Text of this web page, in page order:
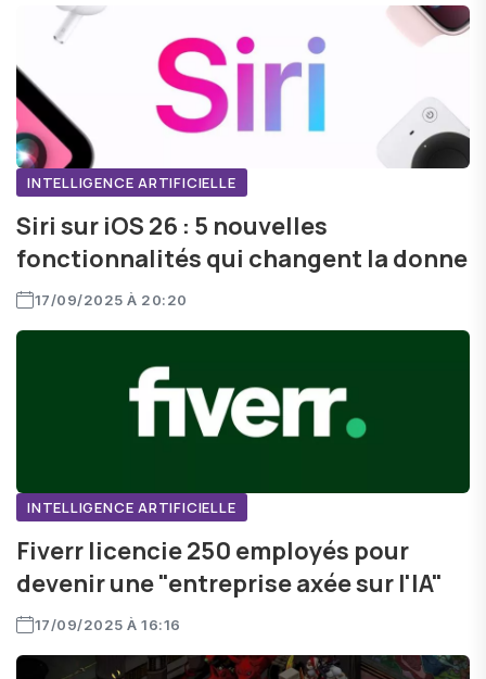
INTELLIGENCE ARTIFICIELLE
Siri sur iOS 26 : 5 nouvelles
fonctionnalités qui changent la donne
17/09/2025 À 20:20
INTELLIGENCE ARTIFICIELLE
Fiverr licencie 250 employés pour
devenir une "entreprise axée sur l'IA"
17/09/2025 À 16:16